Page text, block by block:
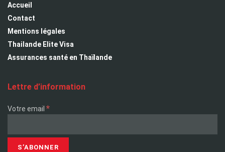
Accueil
Contact
Mentions légales
Thailande Elite Visa
Assurances santé en Thaïlande
Lettre d’information
Votre email *